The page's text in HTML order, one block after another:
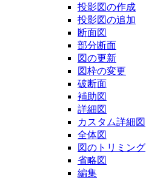
投影図の作成
投影図の追加
断面図
部分断面
図の更新
図枠の変更
破断面
補助図
詳細図
カスタム詳細図
全体図
図のトリミング
省略図
編集